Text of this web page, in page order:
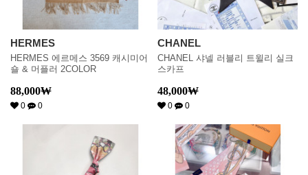
HERMES
HERMES 에르메스 3569 캐시미어
숄 & 머플러 2COLOR
88,000₩
0 0
CHANEL
CHANEL 샤넬 러블리 트윌리 실크
스카프
48,000₩
0 0